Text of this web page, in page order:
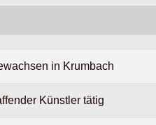
in Krumbach
Künstler tätig